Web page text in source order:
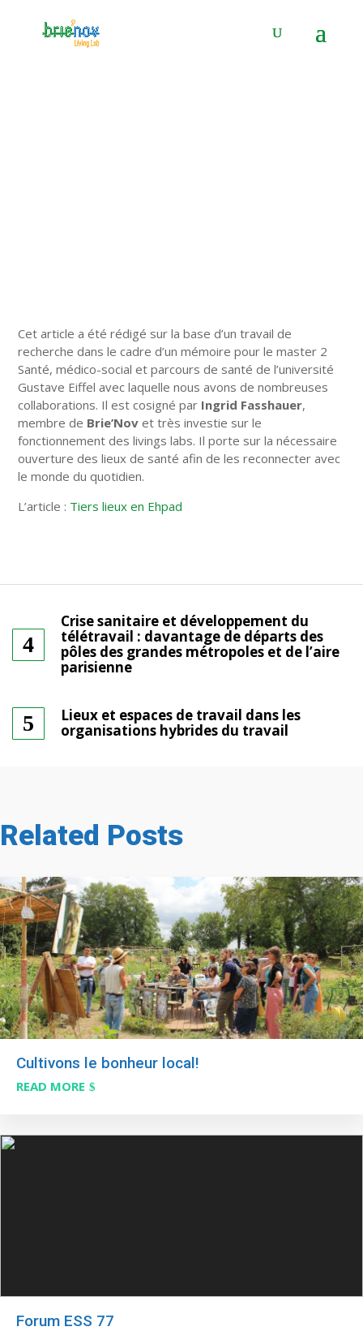
Cet article a été rédigé sur la base d’un travail de
recherche dans le cadre d’un mémoire pour le master 2
Santé, médico-social et parcours de santé de l’université
Gustave Eiffel avec laquelle nous avons de nombreuses
collaborations. Il est cosigné par Ingrid Fasshauer,
membre de Brie’Nov et très investie sur le
fonctionnement des livings labs. Il porte sur la nécessaire
ouverture des lieux de santé afin de les reconnecter avec
le monde du quotidien.
L’article : Tiers lieux en Ehpad
Crise sanitaire et développement du
télétravail : davantage de départs des
pôles des grandes métropoles et de l’aire
parisienne
Lieux et espaces de travail dans les
organisations hybrides du travail
Related Posts
Cultivons le bonheur local!
READ MORE
Forum ESS 77